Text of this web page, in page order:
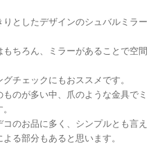
としたデザインのシュバルミラー
ちろん、ミラーがあることで空間
チェックにもおススメです。
のが多い中、爪のような金具でミ
のお品に多く、シンプルとも言え
る部分もあると思います。